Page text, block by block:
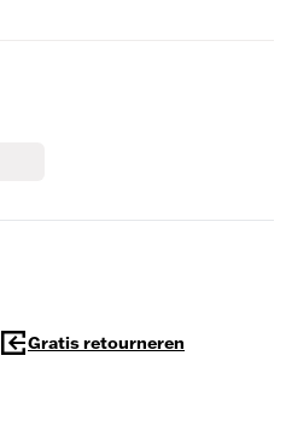
Gratis retourneren